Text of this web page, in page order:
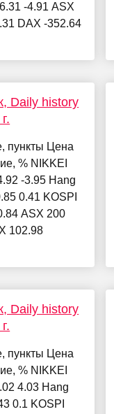
-4.91 ASX
DAX -352.64
Daily history
пункты Цена
% NIKKEI
-3.95 Hang
0.41 KOSPI
ASX 200
102.98
Daily history
пункты Цена
% NIKKEI
4.03 Hang
0.1 KOSPI